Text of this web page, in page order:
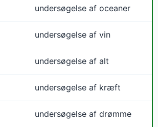
undersøgelse af oceaner
undersøgelse af vin
undersøgelse af alt
undersøgelse af kræft
undersøgelse af drømme